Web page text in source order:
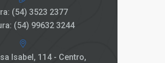
(54) 3523 2377
(54) 99632 3244
Isabel, 114 - Centro,